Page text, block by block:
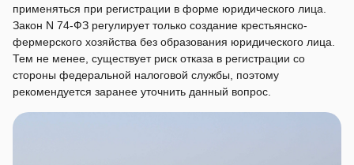
применяться при регистрации в форме юридического лица.
Закон N 74-ФЗ регулирует только создание крестьянско-
фермерского хозяйства без образования юридического лица.
Тем не менее, существует риск отказа в регистрации со
стороны федеральной налоговой службы, поэтому
рекомендуется заранее уточнить данный вопрос.